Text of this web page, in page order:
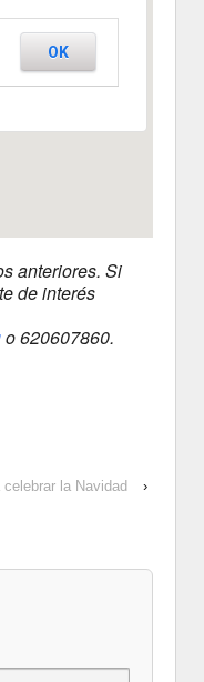
OK
anteriores. Si
de interés
o 620607860.
la Navidad
›